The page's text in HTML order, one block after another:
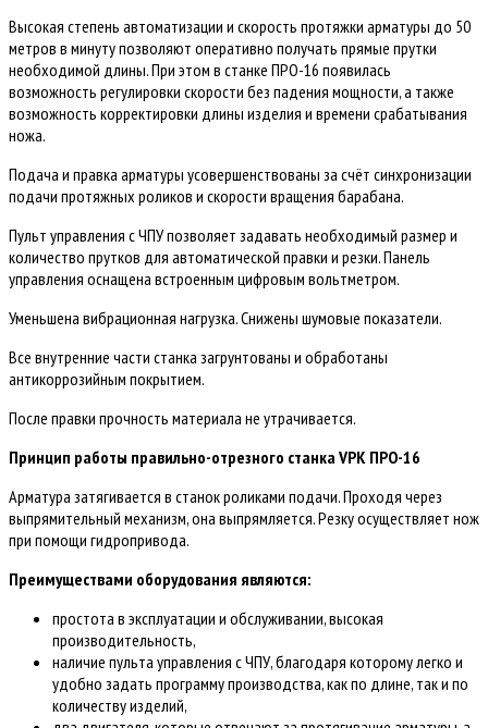
Высокая степень автоматизации и скорость протяжки арматуры до 50
метров в минуту позволяют оперативно получать прямые прутки
необходимой длины. При этом в станке ПРО-16 появилась
возможность регулировки скорости без падения мощности, а также
возможность корректировки длины изделия и времени срабатывания
ножа.
Подача и правка арматуры усовершенствованы за счёт синхронизации
подачи протяжных роликов и скорости вращения барабана.
Пульт управления с ЧПУ позволяет задавать необходимый размер и
количество прутков для автоматической правки и резки. Панель
управления оснащена встроенным цифровым вольтметром.
Уменьшена вибрационная нагрузка. Снижены шумовые показатели.
Все внутренние части станка загрунтованы и обработаны
антикоррозийным покрытием.
После правки прочность материала не утрачивается.
Принцип работы правильно-отрезного станка VPK ПРО-16
Арматура затягивается в станок роликами подачи. Проходя через
выпрямительный механизм, она выпрямляется. Резку осуществляет нож
при помощи гидропривода.
Преимуществами оборудования являются:
простота в эксплуатации и обслуживании, высокая
производительность,
наличие пульта управления с ЧПУ, благодаря которому легко и
удобно задать программу производства, как по длине, так и по
количеству изделий,